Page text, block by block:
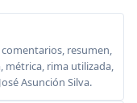
comentarios, resumen,
rima utilizada,
Asunción Silva.